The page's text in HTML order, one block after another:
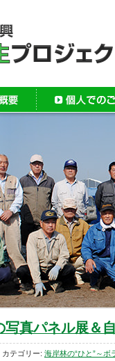
写真パネル展＆
テゴリー: 海岸林の“ひと”～